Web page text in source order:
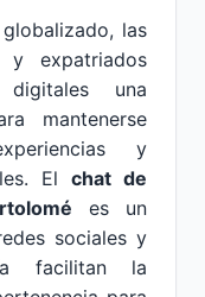
las
y expatriados
una
mantenerse
y
El chat de
es un
sociales y
facilitan la